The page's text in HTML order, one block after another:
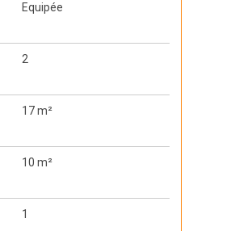
Equipée
2
17 m²
10 m²
1